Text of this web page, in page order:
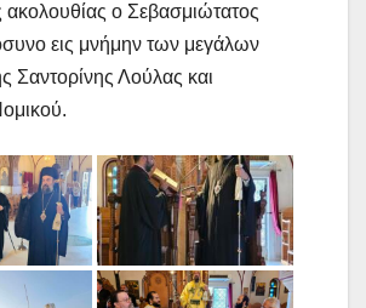
ακολουθίας ο Σεβασμιώτατος
εις μνήμην των μεγάλων
Σαντορίνης Λούλας και